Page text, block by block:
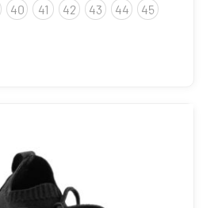
40 41 42 43 44
45